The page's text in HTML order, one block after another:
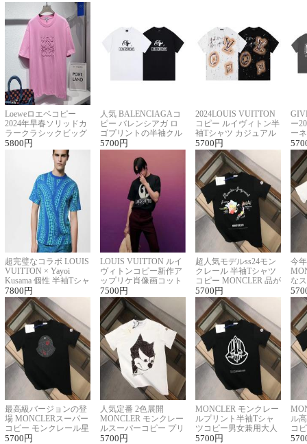
Loeweロエベコピー
2024年早春ソリッドカ
ラークラシックビッグ
ロゴ刺繍Tシャツ
5800 円
人気 BALENCIAGAコ
ピー バレンシアガ ロ
ゴプリントの半袖クル
ーネックTシャツ
5700 円
2024LOUIS VUITTON
コピー ルイヴィトン半
袖Tシャツ カジュアル
に馴染む 2色展開
5700 円
ー
ー
ー
超完璧なコラボ LOUIS
VUITTON × Yayoi
Kusama 個性 半袖Tシャ
ツコピー男女兼用
7800 円
LOUIS VUITTON ルイ
ヴィトンコピー新作ア
ップリケ肖像画コット
ンニット半袖Tシャツ
7500 円
超人気モデルss24モン
クレール 半袖Tシャツ
コピー MONCLER 品が
良く見た目
5700 円
今
な
ル
最高級バージョンの登
場 MONCLERスーパー
コピー モンクレール星
座半袖Tシャツ
5700 円
人気定番 2色展開
MONCLER モンクレー
ルスーパーコピー プリ
ント半袖Tシャツ
5700 円
MONCLER モンクレー
ルプリント半袖Tシャ
ツコピー男女兼用大人
可愛い春夏コーデ
5700 円
ル
コ
ィ